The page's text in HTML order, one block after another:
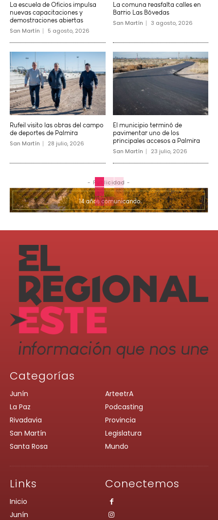
La escuela de Oficios impulsa
nuevas capacitaciones y
demostraciones abiertas
San Martín 5 agosto, 2026
La comuna reasfalta calles en
Barrio Las Bóvedas
San Martín 3 agosto, 2026
Rufeil visito las obras del campo
de deportes de Palmira
San Martín 28 julio, 2026
El municipio terminó de
pavimentar uno de los
principales accesos a Palmira
San Martín 23 julio, 2026
- Publicidad -
Categorías
Junín
La Paz
Rivadavia
San Martín
Santa Rosa
ArteetrA
Podcasting
Provincia
Legislatura
Mundo
Links
Inicio
Junín
Conectemos